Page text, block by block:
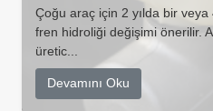
Çoğu araç için 2 yılda bir veya
fren hidroliği değişimi önerilir.
üretic...
Devamını Oku